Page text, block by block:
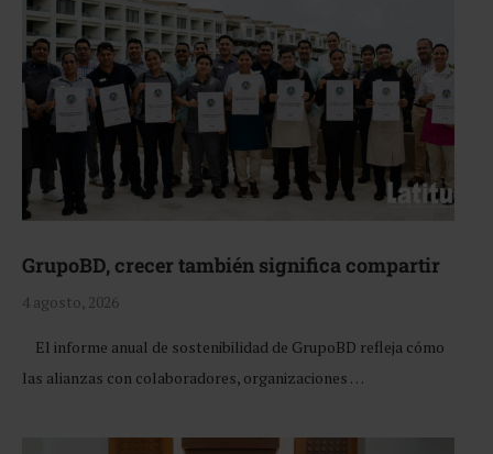
GrupoBD, crecer también significa compartir
4 agosto, 2026
El informe anual de sostenibilidad de GrupoBD refleja cómo
las alianzas con colaboradores, organizaciones …